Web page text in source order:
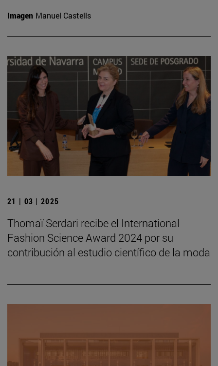
Imagen Manuel Castells
21 | 03 | 2025
Thomaï Serdari recibe el International
Fashion Science Award 2024 por su
contribución al estudio científico de la moda